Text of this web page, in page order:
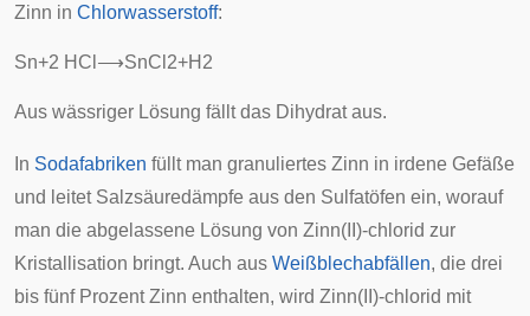
Zinn in Chlorwasserstoff:
Sn+2 H C ⟶SnC 2+H 2
Aus wässriger Lösung fällt das Dihydrataus.
In Sodafabriken füllt man granuliertes Zinn in irdene Gefäße
und leitet Salzsäuredämpfe aus den Sulfatöfen ein, worauf
man die abgelassene Lösung von Zinn(II)-chlorid zur
Kristallisation bringt. Auch aus Weißblechabfällen, die drei
bis fünf Prozent Zinn enthalten, wird Zinn(II)-chlorid mit